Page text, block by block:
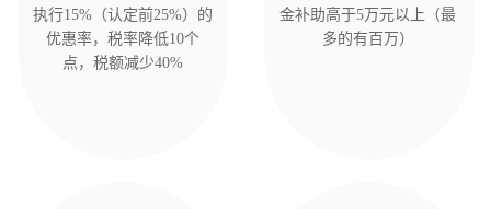
执行15%（认定前25%）的
优惠率，税率降低10个
点，税额减少40%
金补助高于5万元以上（最
多的有百万）